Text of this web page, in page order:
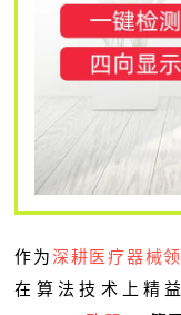
作为深耕医疗器械
在算法技术上精